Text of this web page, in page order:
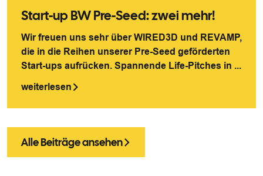
Start-up BW Pre-Seed: zwei mehr!
Wir freuen uns sehr über WIRED3D und REVAMP,
die in die Reihen unserer Pre-Seed geförderten
Start-ups aufrücken. Spannende Life-Pitches in ...
weiterlesen
Alle Beiträge ansehen